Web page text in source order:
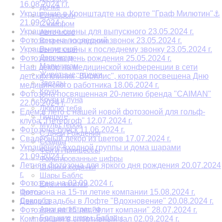
Дочке
Единороги
С юмором
Авто-мото
Встреча из роддома
Выпускной
Девочкам
Мальчикам
Животные, птички
Звезды
Круги
Круги и луна
Люблю тебя
Подруге
Мульт герои
С Днем Рождения
Сердца
Феи и Принцессы
Фольгированные цифры
Шарики ходячки
Шары Баблс
Еда и напитки
Цветы
Свадьба
Арки регистрации
Большие шары. Баблсы
16.08.2024 г.г.
Украшение в Кронштадте на форте "Граф Милютин"⚓
21.09.2024 г.
Украшение сцены для выпускного 23.05.2024 г.
Фотозона на последний звонок 23.05.2024 г.
Украшение сцены к последнему звонку 23.05.2024 г.
Фотозона на день рождения 25.05.2024 г.
Наш декор на медицинской конференции в сети
детских клиник "Вирилис", которая посвещена Дню
медицинского работника 18.06.2024 г.
Фотозона посвященная 20-летию бренда "CAIMAN"
22.06.2024 г.
Едем в лето с нашей новой фотозоной для гольф-
клуба "Петергоф" 12.07.2024 г.
Фотозона-блеск 11.06.2024 г.
Свадебный декор из цветов 17.07.2024 г.
Украшение входной группы и дома шарами
21.09.2024 г.
Летняя фотозона для яркого дня рождения 20.07.2024
г.
Фотозона на 02.09.2024 г.
Фотозона на 15-ти летие компании 15.08.2024 г.
Декор свадьбы в Лофте "Вдохновение" 20.08.2024 г.
Фотозона на 15 лет "Флит компани" 28.07.2024 г.
Композиция в спортивный зал 02.09.2024 г.